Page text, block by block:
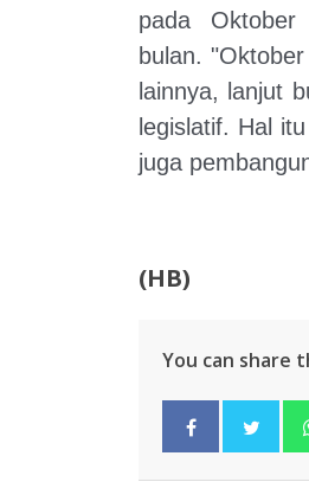
pada
bulan.
lainnya, lanjut
legislatif. Hal
juga
(HB)
You can share